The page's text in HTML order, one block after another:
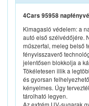
4Cars 95958
Kimagasló védelem: a
autó első szélvédőjére.
műszerfal, meleg belső
fényvisszaverő
jelentősen blokkolja a
Tökéletesen illik a
és gyorsan
kényelmes. Úgy
tárolható legyen.